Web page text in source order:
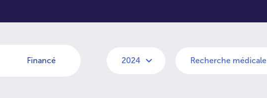
Financé 2024 Recherche médicale